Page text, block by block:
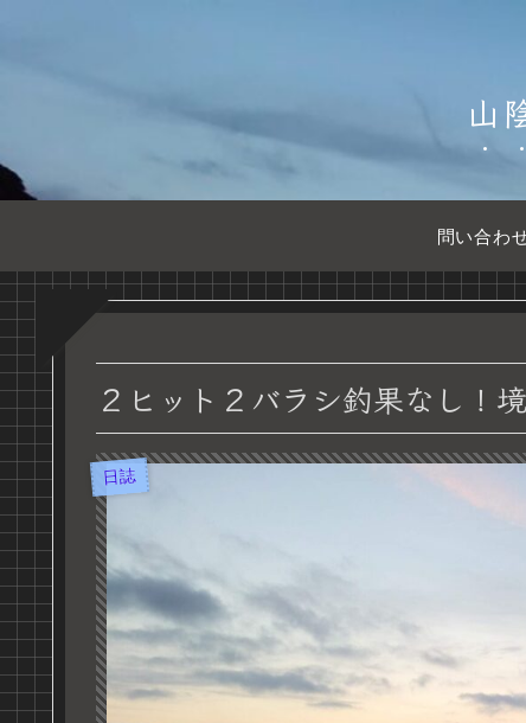
山
問い合わ
２ヒット２バラシ釣果なし！
日誌